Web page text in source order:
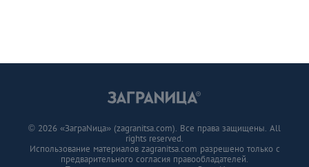
© 2026 «ЗаграNица» (zagranitsa.com). Все права защищены. All
rights reserved.
Использование материалов zagranitsa.com разрешено только с
предварительного согласия правообладателей.